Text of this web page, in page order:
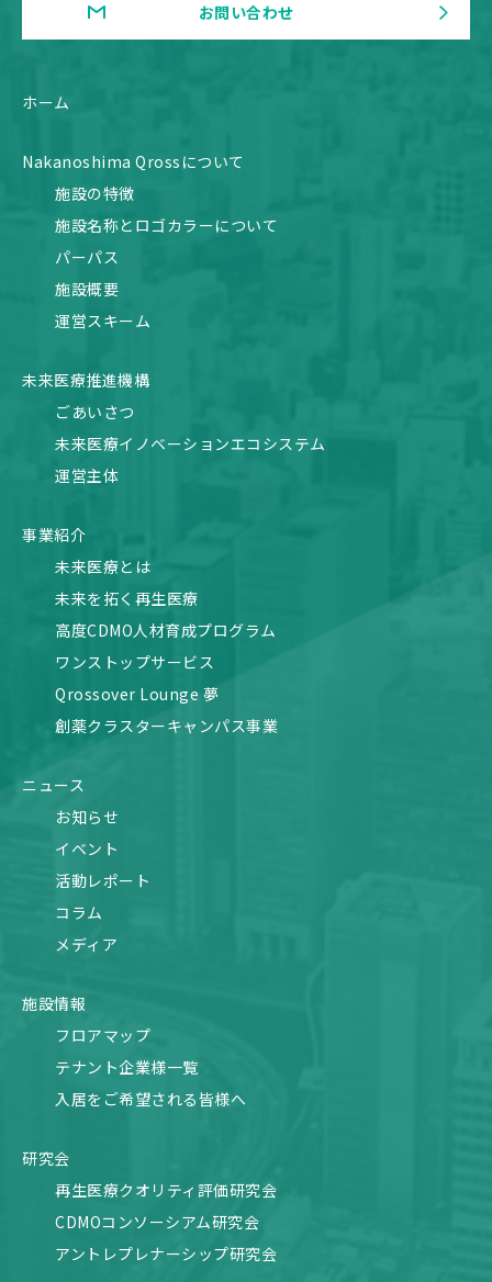
お問い合わせ
ホーム
Nakanoshima Qrossについて
施設の特徴
施設名称とロゴカラーについて
パーパス
施設概要
運営スキーム
未来医療推進機構
ごあいさつ
未来医療イノベーションエコシステム
運営主体
事業紹介
未来医療とは
未来を拓く再生医療
高度CDMO人材育成プログラム
ワンストップサービス
Qrossover Lounge 夢
創薬クラスターキャンパス事業
ニュース
お知らせ
イベント
活動レポート
コラム
メディア
施設情報
フロアマップ
テナント企業様一覧
入居をご希望される皆様へ
研究会
再生医療クオリティ評価研究会
CDMOコンソーシアム研究会
アントレプレナーシップ研究会